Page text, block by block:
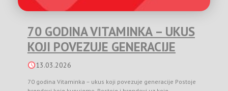
70 GODINA VITAMINKA – UKUS
KOJI POVEZUJE GENERACIJE
13.03.2026
70 godina Vitaminka – ukus koji povezuje generacije Postoje